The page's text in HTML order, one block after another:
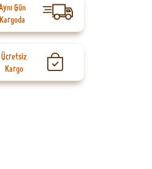
Gün
Kargoda
Ücretsiz
Kargo